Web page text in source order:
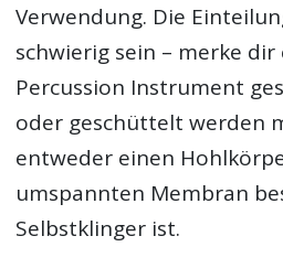
Verwendung. Die
schwierig sein – merke dir
Percussion Instrument
oder geschüttelt werden
entweder einen
umspannten Membran
Selbstklinger ist.